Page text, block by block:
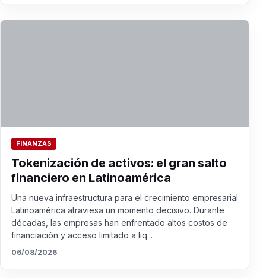
FINANZAS
Tokenización de activos: el gran salto
financiero en Latinoamérica
Una nueva infraestructura para el crecimiento empresarial
Latinoamérica atraviesa un momento decisivo. Durante
décadas, las empresas han enfrentado altos costos de
financiación y acceso limitado a liq...
06/08/2026